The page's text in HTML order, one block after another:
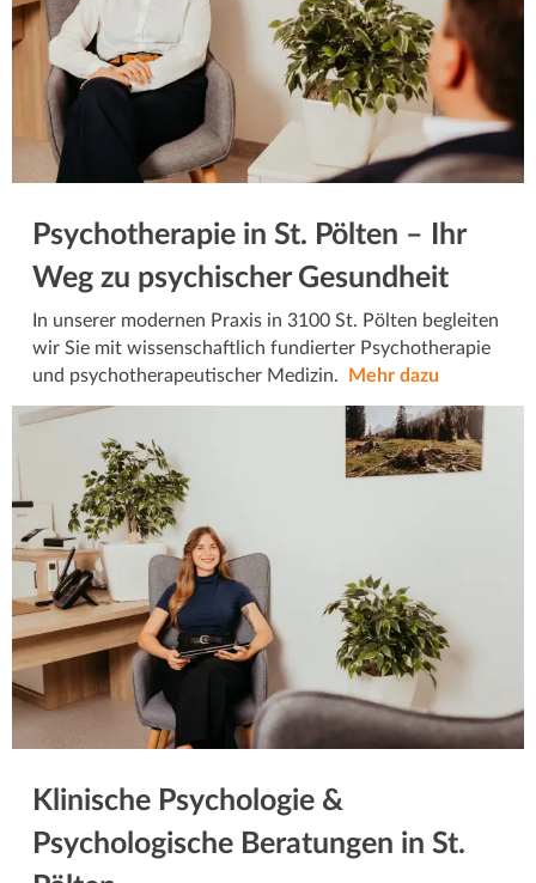
Psychotherapie in St. Pölten – Ihr
Weg zu psychischer Gesundheit
In unserer modernen Praxis in 3100 St. Pölten begleiten
wir Sie mit wissenschaftlich fundierter Psychotherapie
und psychotherapeutischer Medizin.
Mehr dazu
Klinische Psychologie &
Psychologische Beratungen in St.